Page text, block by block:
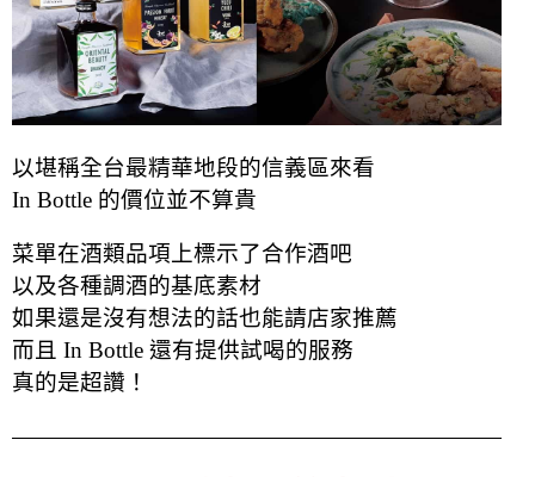
以堪稱全台最精華地段的信義區來看
In Bottle 的價位並不算貴
菜單在酒類品項上標示了合作酒吧
以及各種調酒的基底素材
如果還是沒有想法的話也能請店家推薦
而且 In Bottle 還有提供試喝的服務
真的是超讚！